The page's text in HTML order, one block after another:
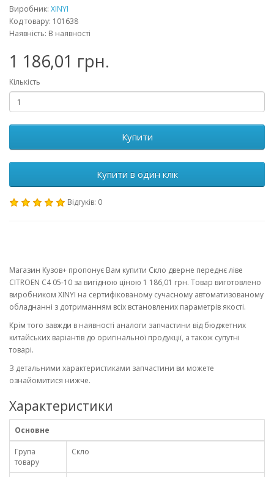
Виробник: XINYI
Код товару: 101638
Наявність: В наявності
1 186,01 грн.
Кількість
Купити
Купити в один клік
Відгуків: 0
Магазин Кузов+ пропонує Вам купити Скло дверне переднє ліве
CITROEN C4 05-10 за вигідною ціною 1 186,01 грн. Товар виготовлено
виробником XINYI на сертифікованому сучасному автоматизованому
обладнанні з дотриманням всіх встановлених параметрів якості.
Крім того завжди в наявності аналоги запчастини від бюджетних
китайських варіантів до оригінальної продукції, а також супутні
товарі.
З детальними характеристиками запчастини ви можете
ознайомитися нижче.
Характеристики
Основне
Група
товару
Скло